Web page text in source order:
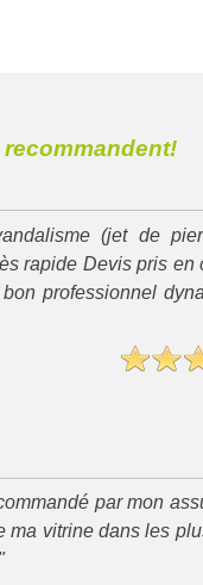
(jet de
rapide Devis pris en
professionnel
par mon
ma vitrine dans les